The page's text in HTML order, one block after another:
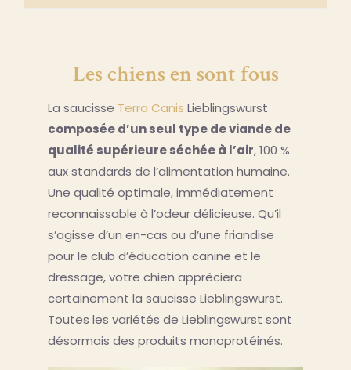
Les chiens en sont fous
La saucisse Terra Canis Lieblingswurst
composée d’un seul type de viande de
qualité supérieure séchée à l’air, 100 %
aux standards de l’alimentation humaine.
Une qualité optimale, immédiatement
reconnaissable à l’odeur délicieuse. Qu’il
s’agisse d’un en-cas ou d’une friandise
pour le club d’éducation canine et le
dressage, votre chien appréciera
certainement la saucisse Lieblingswurst.
Toutes les variétés de Lieblingswurst sont
désormais des produits monoprotéinés.